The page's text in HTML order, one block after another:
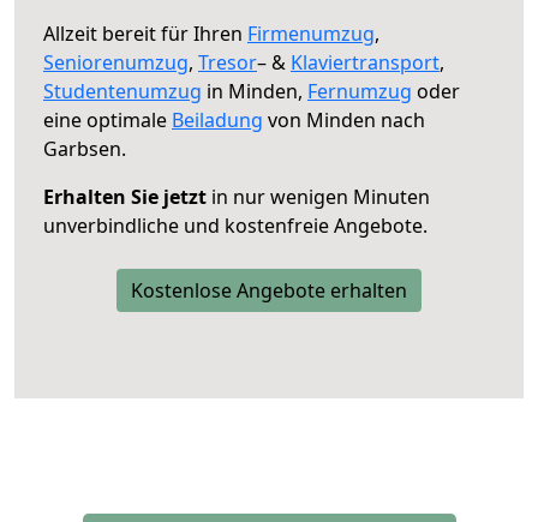
Allzeit bereit für Ihren Firmenumzug,
Seniorenumzug, Tresor– & Klaviertransport,
Studentenumzug in Minden, Fernumzug oder
eine optimale Beiladung von Minden nach
Garbsen.
Erhalten Sie jetzt in nur wenigen Minuten
unverbindliche und kostenfreie Angebote.
Kostenlose Angebote erhalten